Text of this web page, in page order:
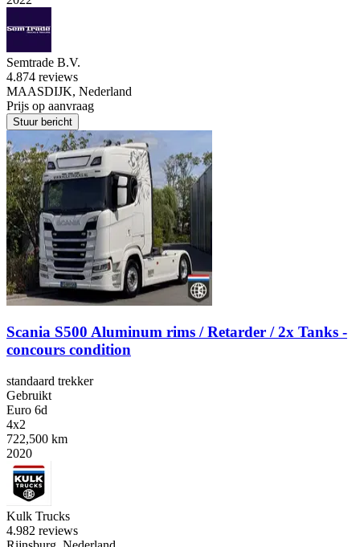
Semtrade B.V.
4.874 reviews
MAASDIJK, Nederland
Prijs op aanvraag
Stuur bericht
Scania S500 Aluminum rims / Retarder / 2x Tanks -
concours condition
standaard trekker
Gebruikt
Euro 6d
4x2
722,500 km
2020
Kulk Trucks
4.982 reviews